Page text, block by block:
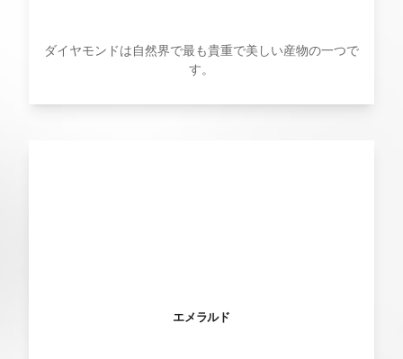
ダイヤモンドは自然界で最も貴重で美しい産物の一つで
す。
エメラルド